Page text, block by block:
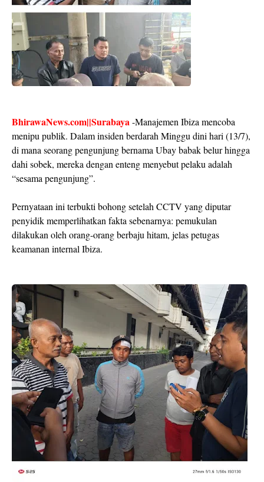
BhirawaNews.com||Surabaya-Manajemen Ibiza mencoba
menipu publik. Dalam insiden berdarah Minggu dini hari (13/7),
di mana seorang pengunjung bernama Ubay babak belur hingga
dahi sobek, mereka dengan enteng menyebut pelaku adalah
“sesama pengunjung”.
Pernyataan ini terbukti bohong setelah CCTV yang diputar
penyidik memperlihatkan fakta sebenarnya: pemukulan
dilakukan oleh orang-orang berbaju hitam, jelas petugas
keamanan internal Ibiza.